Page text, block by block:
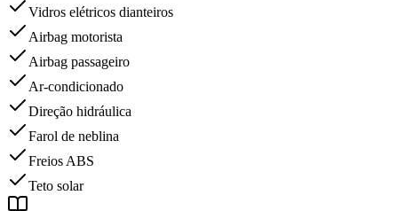
Vidros elétricos dianteiros
Airbag motorista
Airbag passageiro
Ar-condicionado
Direção hidráulica
Farol de neblina
Freios ABS
Teto solar